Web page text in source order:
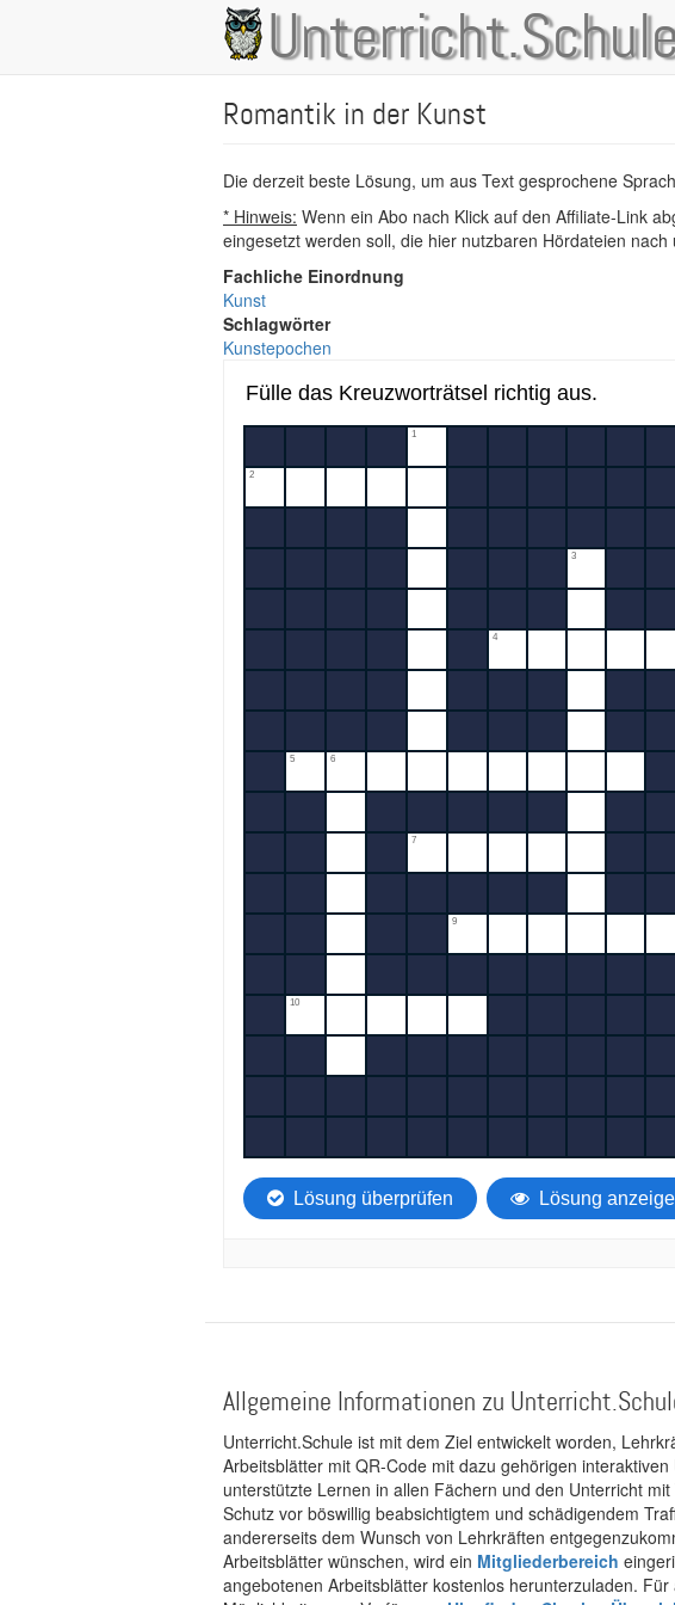
Main
navigation
Romantik in der Kunst
Die derzeit beste Lösung, um aus Text gesprochene
* Hinweis: Wenn ein Abo nach Klick auf den Affiliate-Link
eingesetzt werden soll, die hier nutzbaren Hördateien
Fachliche Einordnung
Kunst
Schlagwörter
Kunstepochen
Allgemeine Informationen zu
Unterricht.Schule ist mit dem Ziel entwickelt worden,
Arbeitsblätter mit QR-Code mit dazu gehörigen
unterstützte Lernen in allen Fächern und den Unterricht
Schutz vor böswillig beabsichtigtem und schädigendem
andererseits dem Wunsch von Lehrkräften
Arbeitsblätter wünschen, wird ein Mitgliederbereich
angebotenen Arbeitsblätter kostenlos herunterzuladen. Für